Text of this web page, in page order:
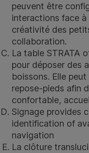
peuvent être
interactions face
créativité des
collaboration.
La table STRATA
pour déposer des
boissons. Elle
repose-pieds afin
confortable,
Signage provides
identification of
navigation
La clôture